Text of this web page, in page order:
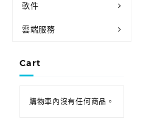
軟件
雲端服務
Cart
購物車內沒有任何商品。